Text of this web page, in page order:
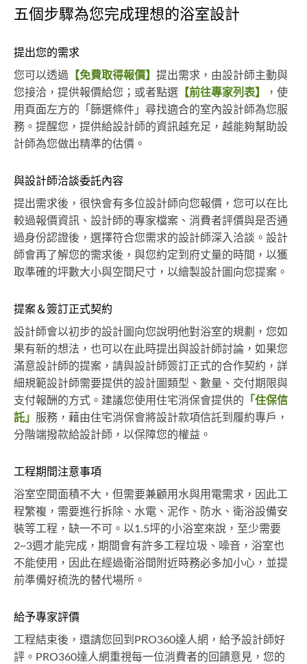
五個步驟為您完成理想的浴室設計
提出您的需求
您可以透過 【免費取得報價】 提出需求，由設計師主動與
您接洽，提供報價給您；或者點選 【前往專家列表】
，使
用頁面左方的「篩選條件」尋找適合的室內設計師為您服
務。提醒您，提供給設計師的資訊越充足，越能夠幫助設
計師為您做出精準的估價。
與設計師洽談委託內容
提出需求後，很快會有多位設計師向您報價，您可以在比
較過報價資訊、設計師的專家檔案、消費者評價與是否通
過身份認證後，選擇符合您需求的設計師深入洽談。設計
師會再了解您的需求後，與您約定到府丈量的時間，以獲
取準確的坪數大小與空間尺寸，以繪製設計圖向您提案。
提案＆簽訂正式契約
設計師會以初步的設計圖向您說明他對浴室的規劃，您如
果有新的想法，也可以在此時提出與設計師討論，如果您
滿意設計師的提案，請與設計師簽訂正式的合作契約，詳
細規範設計師需要提供的設計圖類型、數量、交付期限與
支付報酬的方式。建議您使用住宅消保會提供的 「住保信
託」 服務，藉由住宅消保會將設計款項信託到履約專戶，
分階端撥款給設計師，以保障您的權益。
工程期間注意事項
浴室空間面積不大，但需要兼顧用水與用電需求，因此工
程繁複，需要進行拆除、水電、泥作、防水、衛浴設備安
裝等工程，缺一不可。以1.5坪的小浴室來說，至少需要
2~3週才能完成，期間會有許多工程垃圾、噪音，浴室也
不能使用，因此在經過衛浴間附近時務必多加小心，並提
前準備好梳洗的替代場所。
給予專家評價
工程結束後，還請您回到PRO360達人網，給予設計師好
評。PRO360達人網重視每一位消費者的回饋意見，您的